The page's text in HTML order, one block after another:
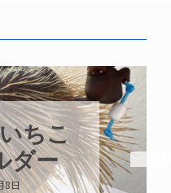
ちこ
ダー
8日